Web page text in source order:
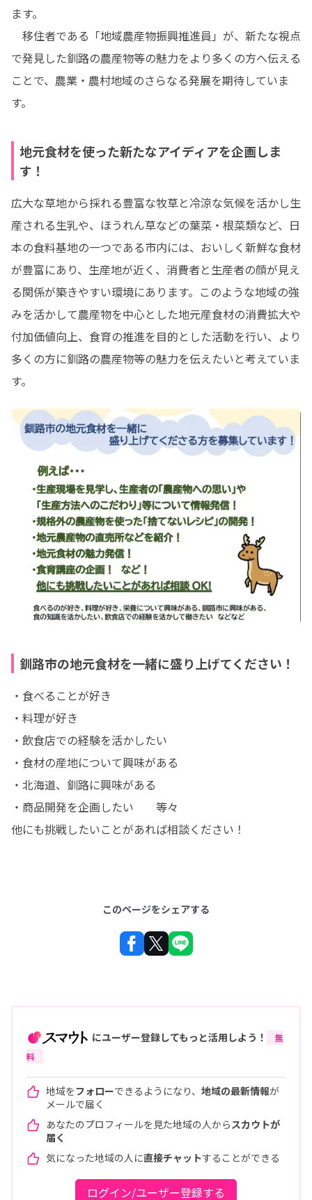
ます。
移住者である「地域農産物振興推進員」が、新たな視点
で発見した釧路の農産物等の魅力をより多くの方へ伝える
ことで、農業・農村地域のさらなる発展を期待していま
す。
地元食材を使った新たなアイディアを企画しま
す！
広大な草地から採れる豊富な牧草と冷涼な気候を活かし生
産される生乳や、ほうれん草などの葉菜・根菜類など、日
本の食料基地の一つである市内には、おいしく新鮮な食材
が豊富にあり、生産地が近く、消費者と生産者の顔が見え
る関係が築きやすい環境にあります。このような地域の強
みを活かして農産物を中心とした地元産食材の消費拡大や
付加価値向上、食育の推進を目的とした活動を行い、より
多くの方に釧路の農産物等の魅力を伝えたいと考えていま
す。
釧路市の地元食材を一緒に盛り上げてください！
・食べることが好き
・料理が好き
・飲食店での経験を活かしたい
・食材の産地について興味がある
・北海道、釧路に興味がある
・商品開発を企画したい　　等々
他にも挑戦したいことがあれば相談ください！
このページをシェアする
にユーザー登録してもっと活用しよう！
無
料
地域をフォローできるようになり、 地域の最新情報が
メールで届く
あなたのプロフィールを見た地域の人から スカウトが
届く
気になった地域の人に直接チャットすることができる
ログイン/ユーザー登録する